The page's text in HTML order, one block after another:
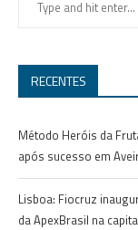
RECENTES
Método Heróis da
após sucesso em
Lisboa: Fiocruz
da ApexBrasil na